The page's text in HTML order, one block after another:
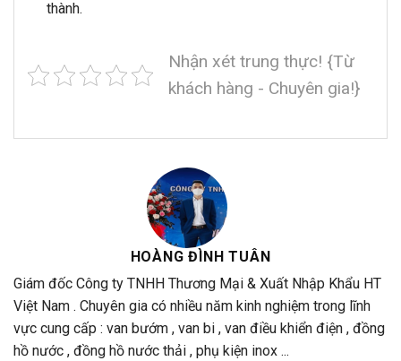
thành.
Nhận xét trung thực! {Từ
khách hàng - Chuyên gia!}
HOÀNG ĐÌNH TUÂN
Giám đốc Công ty TNHH Thương Mại & Xuất Nhập Khẩu HT
Việt Nam . Chuyên gia có nhiều năm kinh nghiệm trong lĩnh
vực cung cấp : van bướm , van bi , van điều khiển điện , đồng
hồ nước , đồng hồ nước thải , phụ kiện inox ...